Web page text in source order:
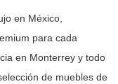
en México,
para cada
en Monterrey y todo
de muebles de